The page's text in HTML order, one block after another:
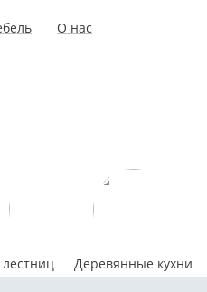
О нас
Деревянные кухни